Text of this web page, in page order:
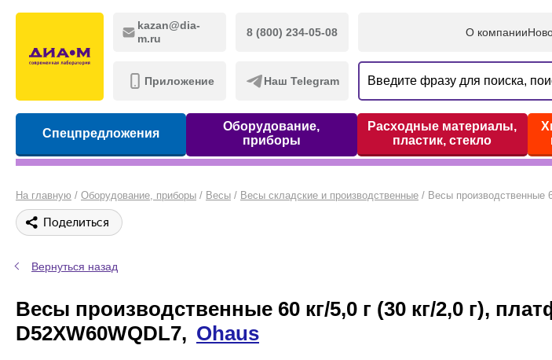
kazan@dia-
m.ru
8 (800) 234-05-08
Приложение Наш Telegram
О компании
Спецпредложения
Оборудование,
приборы
Расходные материалы,
пластик, стекло
На главную / Оборудование, приборы / Весы / Весы складские и производственные / Весы производственные
Поделиться
Вернуться назад
Весы производственные 60 кг/5,0 г (30 кг/2,0 г),
D52XW60WQDL7, Ohaus